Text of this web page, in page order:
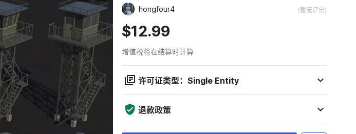
hongfour4 (暂无评分)
$12.99
增值税将在结算时计算
许可证类型：Single Entity
退款政策